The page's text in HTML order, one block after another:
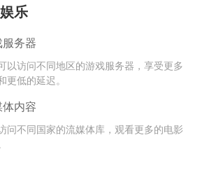
乐
务器
以访问不同地区的游戏服务器，享受更多
更低的延迟。
内容
问不同国家的流媒体库，观看更多的电影